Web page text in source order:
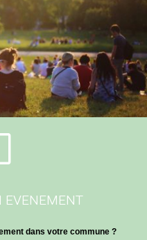
EVENEMENT
dans votre commune ?